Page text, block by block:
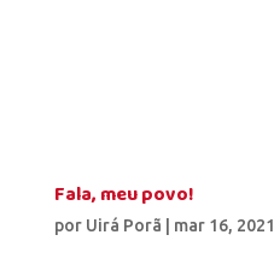
Fala, meu povo!
por Uirá Porã mar 16, 2021